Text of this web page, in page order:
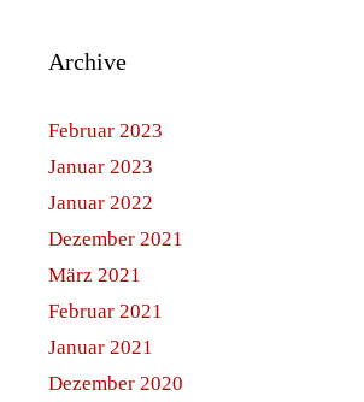
Archive
Februar 2023
Januar 2023
Januar 2022
Dezember 2021
März 2021
Februar 2021
Januar 2021
Dezember 2020